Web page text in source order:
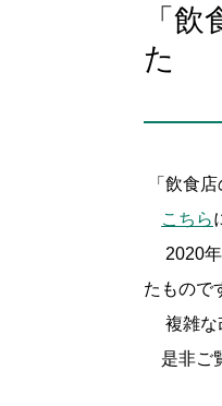
「
た
「飲食
こちら
2020年
たもので
複雑な
是非ご